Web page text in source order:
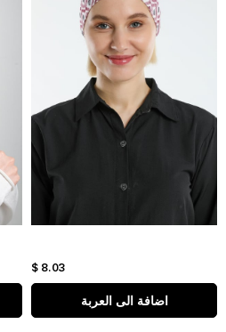
$ 8.03
اضافة الى العربة